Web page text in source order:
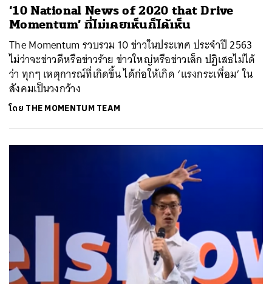
‘10 National News of 2020 that Drive
Momentum’ ที่ไม่เคยเห็นก็ได้เห็น
The Momentum รวบรวม 10 ข่าวในประเทศ ประจำปี 2563
ไม่ว่าจะข่าวดีหรือข่าวร้าย ข่าวใหญ่หรือข่าวเล็ก ปฏิเสธไม่ได้
ว่า ทุกๆ เหตุการณ์ที่เกิดขึ้น ได้ก่อให้เกิด ‘แรงกระเพื่อม’ ใน
สังคมเป็นวงกว้าง
โดย THE MOMENTUM TEAM